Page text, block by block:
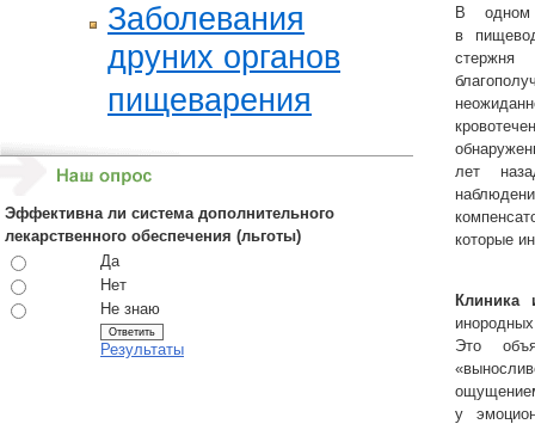
Заболевания
друних органов
пищеварения
Эффективна ли система дополнительного
лекарственного обеспечения (льготы)
Да
Нет
Не знаю
Результаты
В одном
в
лет
которые
Клиника
Это
у